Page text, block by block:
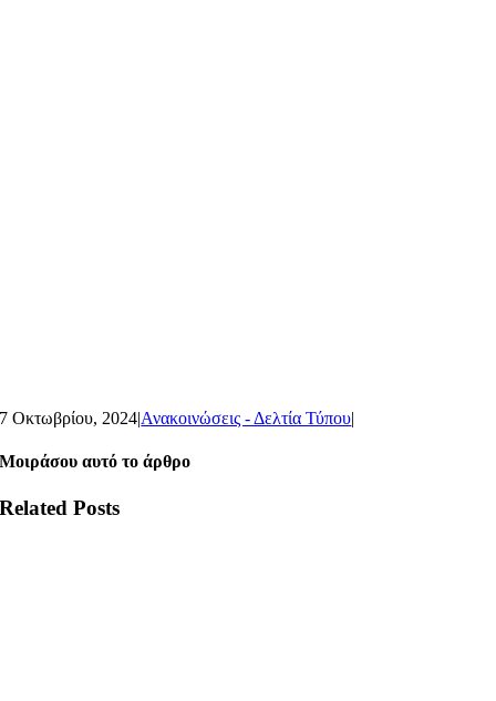
7 Οκτωβρίου, 2024|Ανακοινώσεις - Δελτία Τύπου|
Μοιράσου αυτό το άρθρο
Related Posts